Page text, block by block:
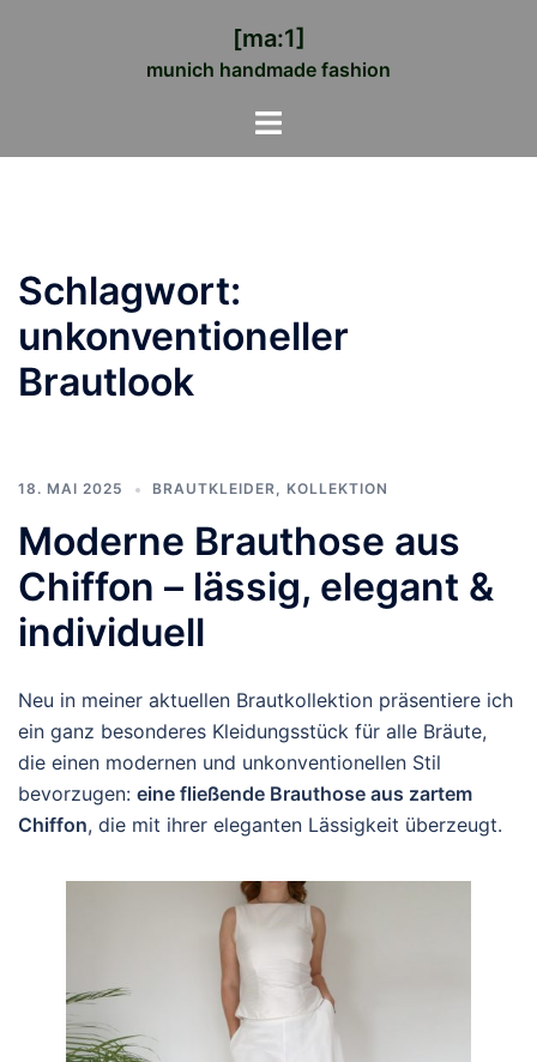
[ma:1]
munich handmade fashion
Menü
Schlagwort:
unkonventioneller
Brautlook
18. MAI 2025 BRAUTKLEIDER, KOLLEKTION
Moderne Brauthose aus
Chiffon – lässig, elegant &
individuell
Neu in meiner aktuellen Brautkollektion präsentiere ich
ein ganz besonderes Kleidungsstück für alle Bräute,
die einen modernen und unkonventionellen Stil
bevorzugen: eine fließende Brauthose aus zartem
Chiffon, die mit ihrer eleganten Lässigkeit überzeugt.